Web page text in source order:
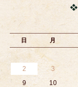
日 月
2
3
9
10